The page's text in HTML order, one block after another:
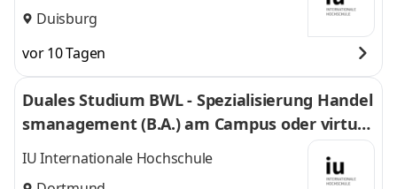
Duisburg
vor 10 Tagen
Duales Studium BWL - Spezialisierung Handel
smanagement (B.A.) am Campus oder virtuel
l
IU Internationale Hochschule